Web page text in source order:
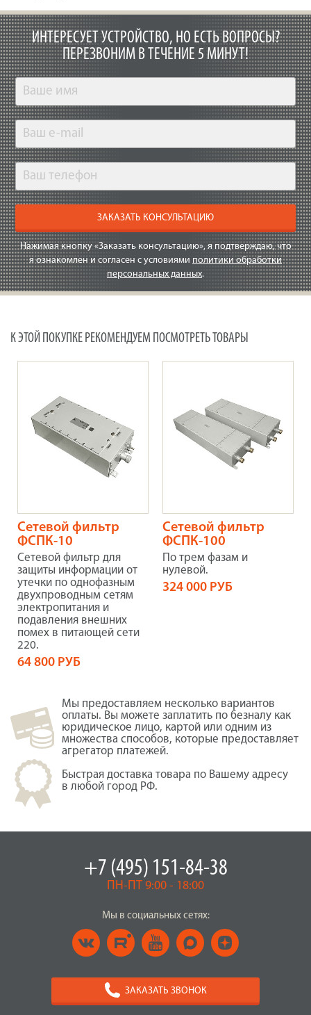
ИНТЕРЕСУЕТ УСТРОЙСТВО, НО ЕСТЬ ВОПРОСЫ?
ПЕРЕЗВОНИМ В ТЕЧЕНИЕ 5 МИНУТ!
ЗАКАЗАТЬ КОНСУЛЬТАЦИЮ
Нажимая кнопку «Заказать консультацию», я подтверждаю, что
я ознакомлен и согласен с условиями политики обработки
персональных данных.
К ЭТОЙ ПОКУПКЕ РЕКОМЕНДУЕМ ПОСМОТРЕТЬ ТОВАРЫ
Сетевой фильтр
ФСПК-10
Сетевой фильтр для
защиты информации от
утечки по однофазным
двухпроводным сетям
электропитания и
подавления внешних
помех в питающей сети
220.
64 800 РУБ
Сетевой фильтр
ФСПК-100
По трем фазам и
нулевой.
324 000 РУБ
Мы предоставляем несколько вариантов
оплаты. Вы можете заплатить по безналу как
юридическое лицо, картой или одним из
множества способов, которые предоставляет
агрегатор платежей.
Быстрая доставка товара по Вашему адресу
в любой город РФ.
+7 (495) 151-84-38
ПН-ПТ 9:00 - 18:00
Мы в социальных сетях:
ЗАКАЗАТЬ ЗВОНОК